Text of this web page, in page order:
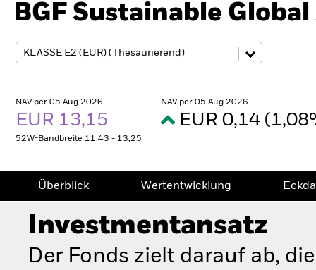
BGF Sustainable
NAV per 05.Aug.2026
EUR 13,15
52W-Bandbreite 11,43 - 13,25
NAV per 05.Aug.2026
EUR 0,14
Überblick Wertentwicklung
Investmentansatz
Der Fonds zielt darauf ab,